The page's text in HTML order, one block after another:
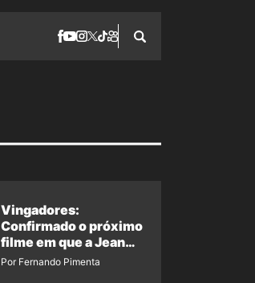
Vingadores:
Confirmado o próximo
filme em que a Jean
Grey irá aparecer
Por Fernando Pimenta